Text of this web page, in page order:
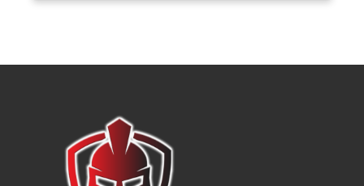
Amazon Product Titles